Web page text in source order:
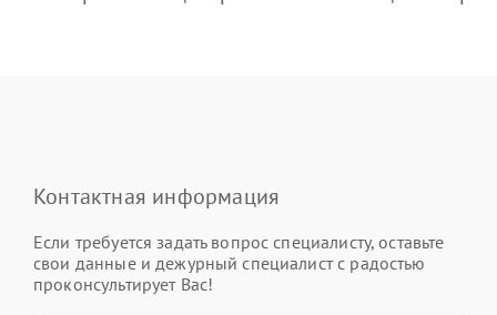
Контактная информация
Если требуется задать вопрос специалисту, оставьте
свои данные и дежурный специалист с радостью
проконсультирует Вас!